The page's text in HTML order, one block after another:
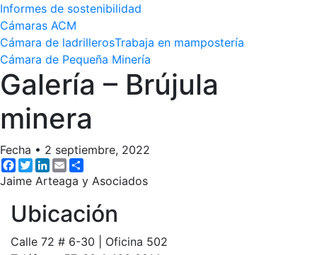
Informes de sostenibilidad
Cámaras ACM
Cámara de ladrillerosTrabaja en mampostería
Cámara de Pequeña Minería
Galería – Brújula
minera
Fecha • 2 septiembre, 2022
Facebook
TwitterLinkedIn
Email
Jaime Arteaga y Asociados
Ubicación
Calle 72 # 6-30 | Oficina 502